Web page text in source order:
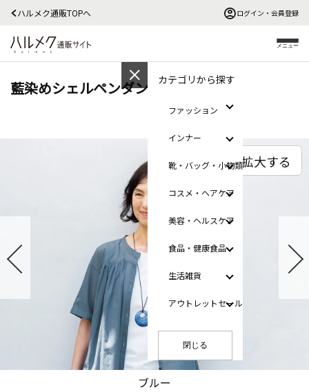
ハルメク通販TOPへ ログイン・会員登録
メニュー
カテゴリから探す
ファッション
インナー
靴・バッグ・小物類
コスメ・ヘアケア
美容・ヘルスケア
食品・健康食品
生活雑貨
アウトレットセール
閉じる
藍染めシェルペンダント
ブルー
拡大する